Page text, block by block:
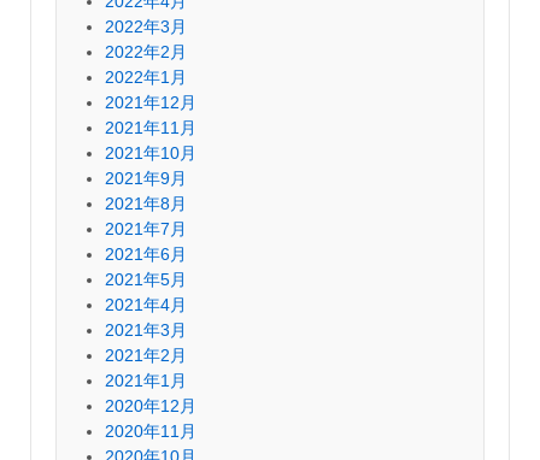
2022年3月
2022年2月
2022年1月
2021年12月
2021年11月
2021年10月
2021年9月
2021年8月
2021年7月
2021年6月
2021年5月
2021年4月
2021年3月
2021年2月
2021年1月
2020年12月
2020年11月